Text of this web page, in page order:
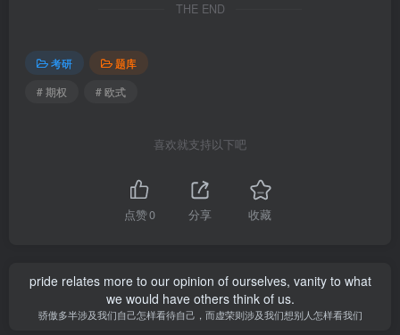
THE END
考研
题库
# 期权
# 欧式
喜欢就支持以下吧
点赞0 分享 收藏
pride relates more to our opinion of ourselves, vanity to what
we would have others think of us.
骄傲多半涉及我们自己怎样看待自己，而虚荣则涉及我们想别人怎样看我们